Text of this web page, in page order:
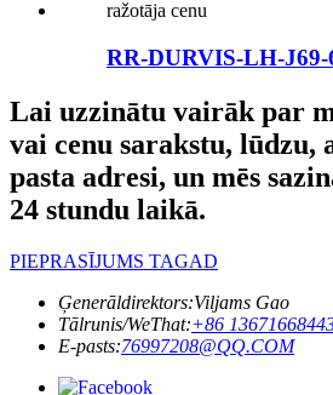
RR-DURVIS-LH-J69-
Lai uzzinātu vairāk par
vai cenu sarakstu, lūdzu,
pasta adresi, un mēs
24 stundu laikā.
PIEPRASĪJUMS TAGAD
Ģenerāldirektors:Viljams Gao
Tālrunis/WeThat:+86
E-pasts:76997208@QQ.COM